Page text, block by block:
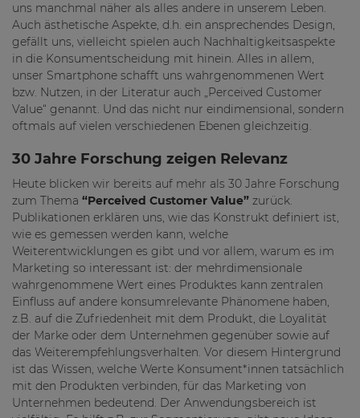
uns manchmal näher als alles andere in unserem Leben.
Auch ästhetische Aspekte, d.h. ein ansprechendes Design,
gefällt uns, vielleicht spielen auch Nachhaltigkeitsaspekte
in die Konsumentscheidung mit hinein. Alles in allem,
unser Smartphone schafft uns wahrgenommenen Wert
bzw. Nutzen, in der Literatur auch „Perceived Customer
Value“ genannt. Und das nicht nur eindimensional, sondern
oftmals auf vielen verschiedenen Ebenen gleichzeitig.
30 Jahre Forschung zeigen Relevanz
Heute blicken wir bereits auf mehr als 30 Jahre Forschung
zum Thema “Perceived Customer Value” zurück.
Publikationen erklären uns, wie das Konstrukt definiert ist,
wie es gemessen werden kann, welche
Weiterentwicklungen es gibt und vor allem, warum es im
Marketing so interessant ist: der mehrdimensionale
wahrgenommene Wert eines Produktes kann zentralen
Einfluss auf andere konsumrelevante Phänomene haben,
z.B. auf die Zufriedenheit mit dem Produkt, die Loyalität
der Marke oder dem Unternehmen gegenüber sowie auf
das Weiterempfehlungsverhalten. Vor diesem Hintergrund
ist das Wissen, welche Werte Konsument*innen tatsächlich
mit den Produkten verbinden, für das Marketing von
Unternehmen bedeutend. Der Anwendungsbereich ist